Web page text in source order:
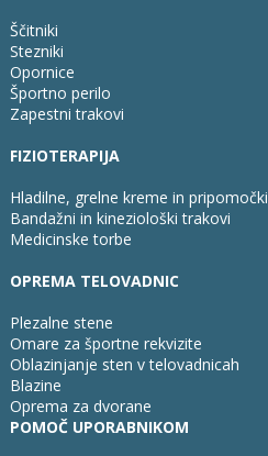
Ščitniki
Stezniki
Opornice
Športno perilo
Zapestni trakovi
FIZIOTERAPIJA
Hladilne, grelne kreme in pripomočki
Bandažni in kineziološki trakovi
Medicinske torbe
OPREMA TELOVADNIC
Plezalne stene
Omare za športne rekvizite
Oblazinjanje sten v telovadnicah
Blazine
Oprema za dvorane
POMOČ UPORABNIKOM